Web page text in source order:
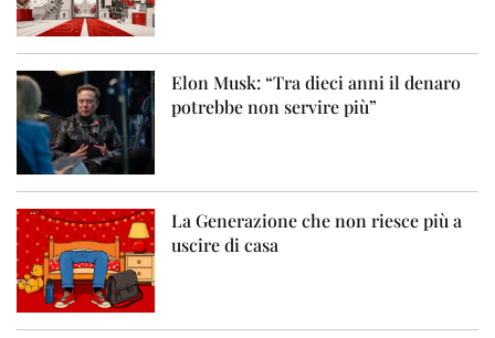
Elon Musk: “Tra dieci anni il denaro
potrebbe non servire più”
La Generazione che non riesce più a
uscire di casa